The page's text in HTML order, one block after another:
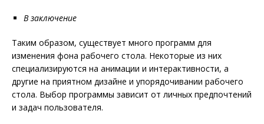
В заключение
Таким образом, существует много программ для
изменения фона рабочего стола. Некоторые из них
специализируются на анимации и интерактивности, а
другие на приятном дизайне и упорядочивании рабочего
стола. Выбор программы зависит от личных предпочтений
и задач пользователя.